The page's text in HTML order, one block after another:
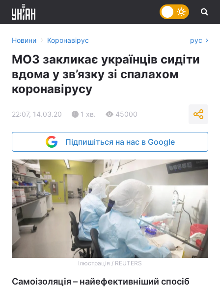
Новини › Коронавірус рус
МОЗ закликає українців сидіти
вдома у зв’язку зі спалахом
коронавірусу
22:07, 14.03.20 1 хв. 45000
Підпишіться на нас в Google
Ілюстрація / REUTERS
Самоізоляція – найефективніший спосіб